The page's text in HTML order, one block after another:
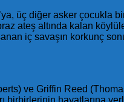
üç diğer asker çocukla
ateş altında kalan
iç savaşın korkunç
ve Griffin Reed
birbirlerinin hayatlarına